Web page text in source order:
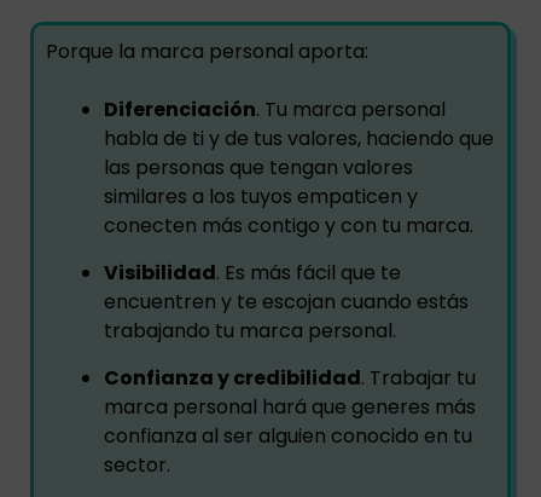
Porque la marca personal aporta:
Diferenciación. Tu marca personal
habla de ti y de tus valores, haciendo que
las personas que tengan valores
similares a los tuyos empaticen y
conecten más contigo y con tu marca.
Visibilidad. Es más fácil que te
encuentren y te escojan cuando estás
trabajando tu marca personal.
Confianza y credibilidad. Trabajar tu
marca personal hará que generes más
confianza al ser alguien conocido en tu
sector.